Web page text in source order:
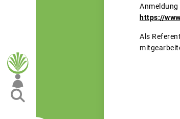
https://
Als